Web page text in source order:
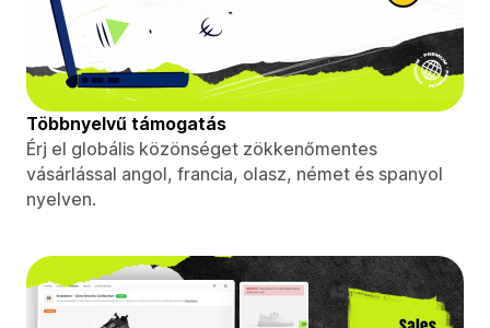
Többnyelvű támogatás
Érj el globális közönséget zökkenőmentes
vásárlással angol, francia, olasz, német és spanyol
nyelven.